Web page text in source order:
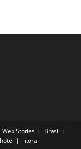
Web Stories
Brasil
hotel litoral